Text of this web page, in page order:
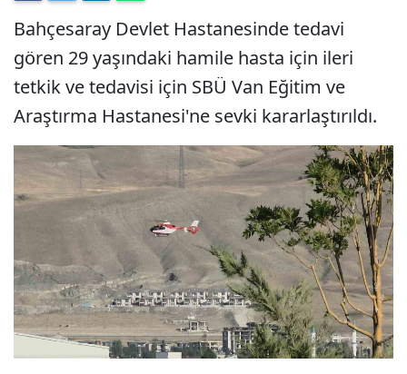
Bahçesaray Devlet Hastanesinde tedavi
gören 29 yaşındaki hamile hasta için ileri
tetkik ve tedavisi için SBÜ Van Eğitim ve
Araştırma Hastanesi'ne sevki kararlaştırıldı.